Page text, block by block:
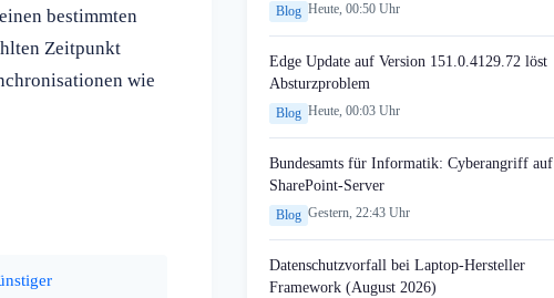
bestimmten
Zeitpunkt
wie
Blog Heute, 00:50 Uhr
Edge Update auf Version 151.0.4129.72 löst
Absturzproblem
Blog Heute, 00:03 Uhr
Bundesamts für Informatik: Cyberangriff auf
SharePoint-Server
Blog Gestern, 22:43 Uhr
Datenschutzvorfall bei Laptop-Hersteller
Framework (August 2026)